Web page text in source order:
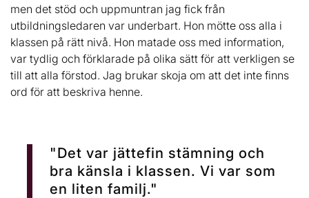
men det stöd och uppmuntran jag fick från
utbildningsledaren var underbart. Hon mötte oss alla i
klassen på rätt nivå. Hon matade oss med information,
var tydlig och förklarade på olika sätt för att verkligen se
till att alla förstod. Jag brukar skoja om att det inte finns
ord för att beskriva henne.
"Det var jättefin stämning och
bra känsla i klassen. Vi var som
en liten familj."